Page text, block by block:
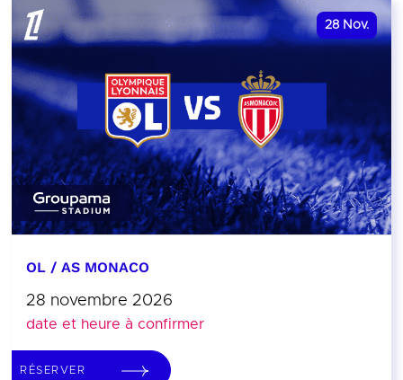
28 Nov.
OL / AS MONACO
28 novembre 2026
date et heure à confirmer
RÉSERVER